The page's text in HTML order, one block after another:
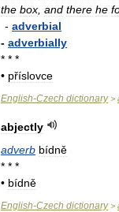
the box and there he
- adverbial
- adverbially
* * *
• příslovce
English-Czech dictionary>
abjectly
adverb bídně
* * *
• bídně
English-Czech dictionary>